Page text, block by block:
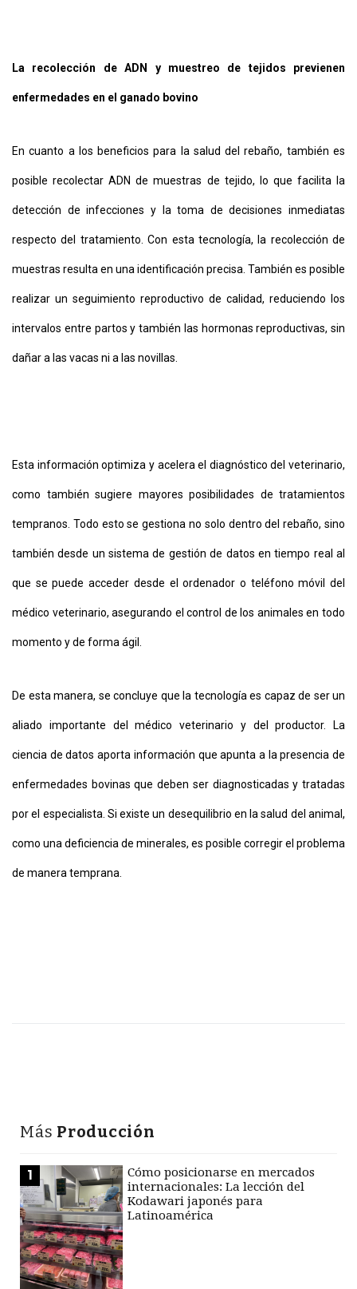
La recolección de ADN y muestreo de tejidos previenen
enfermedades en el ganado bovino
En cuanto a los beneficios para la salud del rebaño, también es
posible recolectar ADN de muestras de tejido, lo que facilita la
detección de infecciones y la toma de decisiones inmediatas
respecto del tratamiento. Con esta tecnología, la recolección de
muestras resulta en una identificación precisa. También es posible
realizar un seguimiento reproductivo de calidad, reduciendo los
intervalos entre partos y también las hormonas reproductivas, sin
dañar a las vacas ni a las novillas.
Esta información optimiza y acelera el diagnóstico del veterinario,
como también sugiere mayores posibilidades de tratamientos
tempranos. Todo esto se gestiona no solo dentro del rebaño, sino
también desde un sistema de gestión de datos en tiempo real al
que se puede acceder desde el ordenador o teléfono móvil del
médico veterinario, asegurando el control de los animales en todo
momento y de forma ágil.
De esta manera, se concluye que la tecnología es capaz de ser un
aliado importante del médico veterinario y del productor. La
ciencia de datos aporta información que apunta a la presencia de
enfermedades bovinas que deben ser diagnosticadas y tratadas
por el especialista. Si existe un desequilibrio en la salud del animal,
como una deficiencia de minerales, es posible corregir el problema
de manera temprana.
Más Producción
1
Cómo posicionarse en mercados
internacionales: La lección del
Kodawari japonés para
Latinoamérica